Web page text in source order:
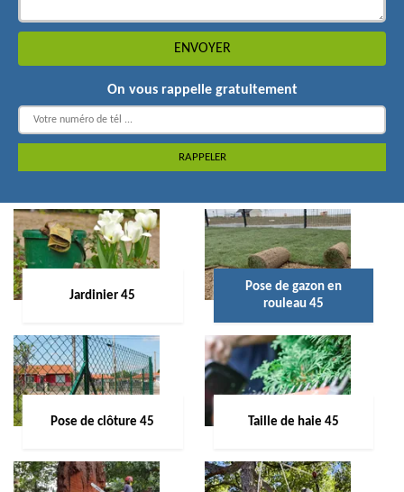
On vous rappelle gratuitement
Jardinier 45
Pose de gazon en
rouleau 45
Pose de clôture 45 Taille de haie 45